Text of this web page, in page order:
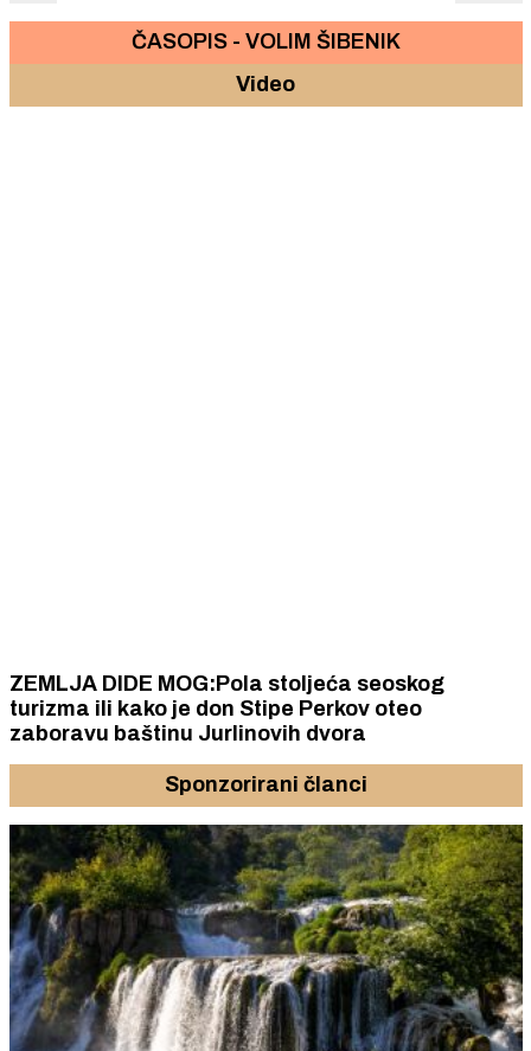
ČASOPIS - VOLIM ŠIBENIK
Video
ZEMLJA DIDE MOG:Pola stoljeća seoskog
turizma ili kako je don Stipe Perkov oteo
zaboravu baštinu Jurlinovih dvora
Sponzorirani članci